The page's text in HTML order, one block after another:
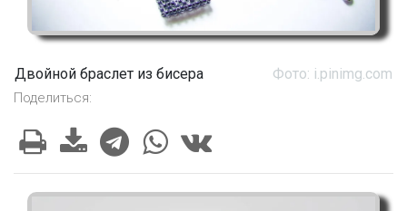
Двойной браслет из бисера Фото: i.pinimg.com
Поделиться: